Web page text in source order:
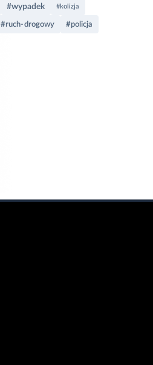
#wypadek #kolizja
#ruch-drogowy #policja